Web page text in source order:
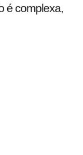
é complexa,